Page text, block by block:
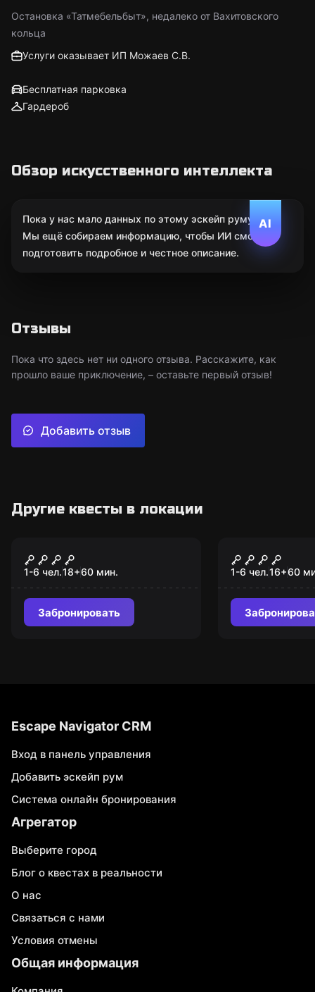
Остановка «Татмебельбыт», недалеко от Вахитовского
кольца
Услуги оказывает ИП Можаев С.В.
Бесплатная парковка
Гардероб
Обзор искусственного интеллекта
AI
Пока у нас мало данных по этому эскейп руму.
Мы ещё собираем информацию, чтобы ИИ смог
подготовить подробное и честное описание.
Отзывы
Пока что здесь нет ни одного отзыва. Расскажите, как
прошло ваше приключение, – оставьте первый отзыв!
Добавить отзыв
Другие квесты в локации
Место преступления:
"Кабаре"
1-6 чел.18+60 мин.
Забронировать
Заговор
1-6 чел.16+60
Escape Navigator CRM
Вход в панель управления
Добавить эскейп рум
Система онлайн бронирования
Агрегатор
Выберите город
Блог о квестах в реальности
О нас
Связаться с нами
Условия отмены
Общая информация